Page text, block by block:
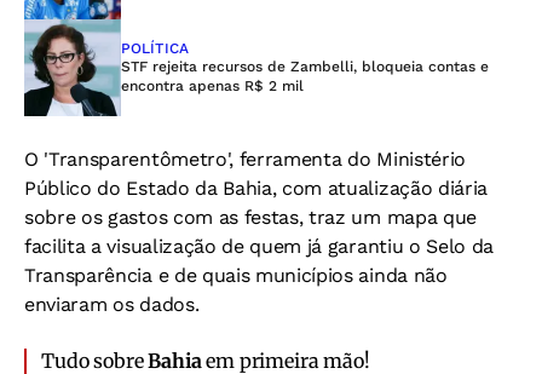
POLÍTICA
STF rejeita recursos de Zambelli, bloqueia contas e
encontra apenas R$ 2 mil
O 'Transparentômetro', ferramenta do Ministério
Público do Estado da Bahia, com atualização diária
sobre os gastos com as festas, traz um mapa que
facilita a visualização de quem já garantiu o Selo da
Transparência e de quais municípios ainda não
enviaram os dados.
Tudo sobreBahiaem primeira mão!